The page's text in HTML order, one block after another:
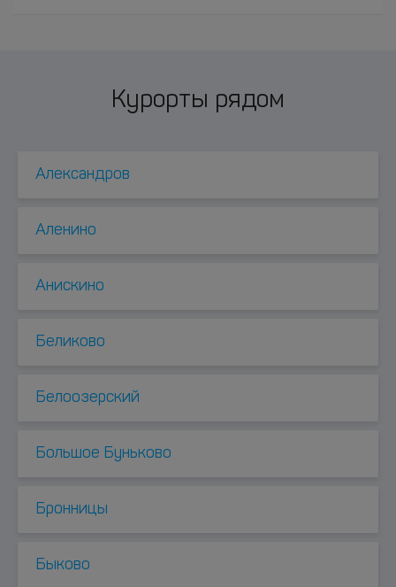
Курорты рядом
Александров
Аленино
Анискино
Беликово
Белоозерский
Большое Буньково
Бронницы
Быково